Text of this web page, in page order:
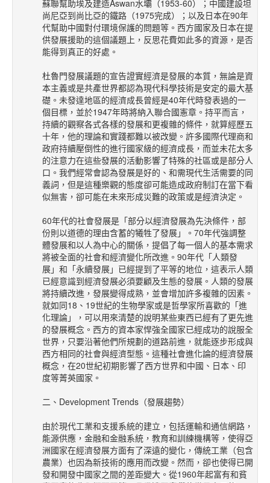
蘇聯幫助埃及建造Aswan水壩（1953-60）；中國建設坦
尚尼亞到尚比亞的鐵路（1975完成）；以及日本在90年
代幫助中國對付環境保護的問題等。西方國家及日本在提
供發展援助的這個議題上，反思花費如此多的資源，是否
能得到真正的好處。
杜魯門發展議題的宣告證實經濟是發展的本質，無論是資
本主義或是共產世界都認為現代科學技術是安定的最大基
礎。未發達地區的經濟成長曾經是40年代時發表過的一
個目標，並於1947年時將納入聯合國憲章。持平而言，
持續的觀察各式各樣的發展和更複雜的條件，就算經歷五
十年，他的理論和實踐都難以被改變。許多國際代理商和
政府持續壓倒性的進行國家級的經濟成長，而並未花太多
的注意力在這些發展的活動影響了特殊的社區或是部分人
口。我們經常會認為發展是好的、和需現代生活需要的同
義詞，但是這種樂觀的態度卻可能造成政府制訂在當下看
似無害，卻可能在未來形成災難的政策或是經濟決定。
60年代的社會發展是「部分以經濟發展為先決條件，部
份則以道德的理由含蓄的犧牲了發展」。70年代強調整
體發展和以人為中心的關係，提倡了每一個人的基本需求
將被全面的社會和經濟變化所改進。90年代「人類發
展」和「永續發展」已經提到了平等的地位，這表示人類
已經意識到經濟發展必須要顧及生態的發展。人類的發展
將持續改進，發展變得成熟，並會增加許多複雜的因素。
就如同18、19世紀的生物學家或是哲學家所喜歡的「進
化理論」，可以用來清楚的說明某些東西已經有了更先進
的發展概念。西方的資本家悍強全國家已經成功的說服全
世界，只要沿著他們所規劃的道路前進，就能逐步形成與
西方相同的社會與經濟型態。這種社會進化論的經濟發展
概念，在20世紀初期影響了西方世界和中國、日本、印
度等菁英國家。
二、Development Trends（發展趨勢）
由於現代工業和支援系統的建立，包括運輸和通信網路，
能源供應，金融和金融系統，教育和訓練機構等，使得亞
洲國家在經濟發展方面有了深遠的變化，傳統工業（包含
農業）也因為新技術的應用而改變。然而，卻也使得已開
發和開發中國家之間的差距變大。從1960年起富有和貧